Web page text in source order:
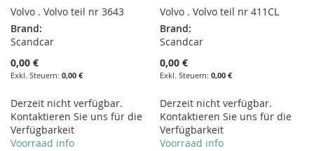
Volvo . Volvo teil nr 3643
Brand:
Scandcar
0,00 €
0,00 €
Derzeit nicht verfügbar.
Kontaktieren Sie uns für die
Verfügbarkeit
Voorraad info
Volvo . Volvo teil nr 411CL
Brand:
Scandcar
0,00 €
0,00 €
Derzeit nicht verfügbar.
Kontaktieren Sie uns für die
Verfügbarkeit
Voorraad info